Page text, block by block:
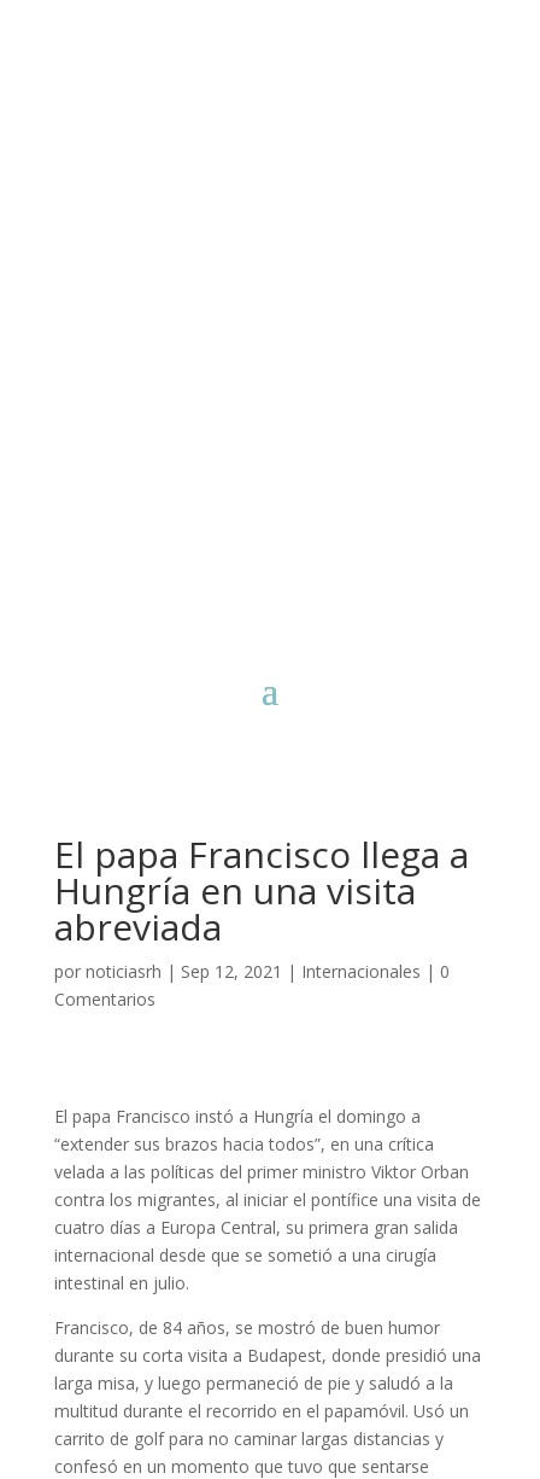
El papa Francisco llega a
Hungría en una visita
abreviada
por noticiasrh | Sep 12, 2021 | Internacionales | 0
Comentarios
El papa Francisco instó a Hungría el domingo a
“extender sus brazos hacia todos”, en una crítica
velada a las políticas del primer ministro Viktor Orban
contra los migrantes, al iniciar el pontífice una visita de
cuatro días a Europa Central, su primera gran salida
internacional desde que se sometió a una cirugía
intestinal en julio.
Francisco, de 84 años, se mostró de buen humor
durante su corta visita a Budapest, donde presidió una
larga misa, y luego permaneció de pie y saludó a la
multitud durante el recorrido en el papamóvil. Usó un
carrito de golf para no caminar largas distancias y
confesó en un momento que tuvo que sentarse